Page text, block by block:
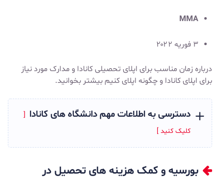
MMA
۳ فوریه ۲۰۲۲
درباره زمان مناسب برای اپلای تحصیلی کانادا و مدارک مورد نیاز
برای اپلای کانادا وچگونه اپلای کنیمبیشتر بخوانید.
دسترسی به اطلاعات مهم دانشگاه های کانادا
بورسیه و کمک هزینه های تحصیل در